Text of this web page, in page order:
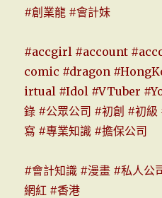
#創業龍 #會計妹
#accgirl #account #
comic #dragon #
irtual #Idol #VTuber #
錄 #公眾公司 #初創 #初級
寫 #專業知識 #擔保公司
#會計知識 #漫畫 #私人公
網紅 #香港